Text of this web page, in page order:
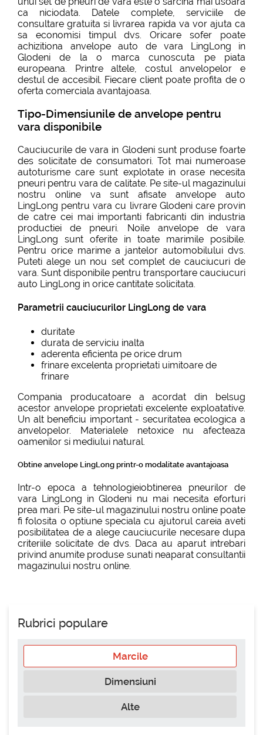
ca niciodata. Datele complete, serviciile de
consultare gratuita si livrarea rapida va vor ajuta ca
sa economisi timpul dvs. Oricare sofer poate
achizitiona anvelope auto de vara LingLong in
Glodeni de la o marca cunoscuta pe piata
europeana. Printre altele, costul anvelopelor e
destul de accesibil. Fiecare client poate profita de o
oferta comerciala avantajoasa.
Tipo-Dimensiunile de anvelope pentru
vara disponibile
Cauciucurile de vara in Glodeni sunt produse foarte
des solicitate de consumatori. Tot mai numeroase
autoturisme care sunt explotate in orase necesita
pneuri pentru vara de calitate. Pe site-ul magazinului
nostru online va sunt afisate anvelope auto
LingLong pentru vara cu livrare Glodeni care provin
de catre cei mai importanti fabricanti din industria
productiei de pneuri. Noile anvelope de vara
LingLong sunt oferite in toate marimile posibile.
Pentru orice marime a jantelor automobilului dvs.
Puteti alege un nou set complet de cauciucuri de
vara. Sunt disponibile pentru transportare cauciucuri
auto LingLong in orice cantitate solicitata.
Parametrii cauciucurilor LingLong de vara
duritate
durata de serviciu inalta
aderenta eficienta pe orice drum
frinare excelenta proprietati uimitoare de
frinare
Compania producatoare a acordat din belsug
acestor anvelope proprietati excelente exploatative.
Un alt beneficiu important - securitatea ecologica a
anvelopelor. Materialele netoxice nu afecteaza
oamenilor si mediului natural.
Obtine anvelope LingLong printr-o modalitate avantajoasa
Intr-o epoca a tehnologieiobtinerea pneurilor de
vara LingLong in Glodeni nu mai necesita eforturi
prea mari. Pe site-ul magazinului nostru online poate
fi folosita o optiune speciala cu ajutorul careia aveti
posibilitatea de a alege cauciucurile necesare dupa
criteriile solicitate de dvs. Daca au aparut intrebari
privind anumite produse sunati neaparat consultantii
magazinului nostru online.
Rubrici populare
Marcile
Dimensiuni
Alte